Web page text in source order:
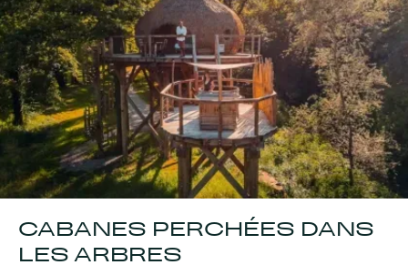
CABANES PERCHÉES DANS
LES ARBRES